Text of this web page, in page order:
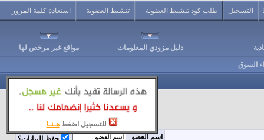
للتسجيل اضغط هـنـا
التسجيل طلب كود تنشيط العضوية تنشيط العضوية استعادة كلمة المرور
دليل مزودي المعلومات مواقع غير مرخص لها
السوق
اسم العضو